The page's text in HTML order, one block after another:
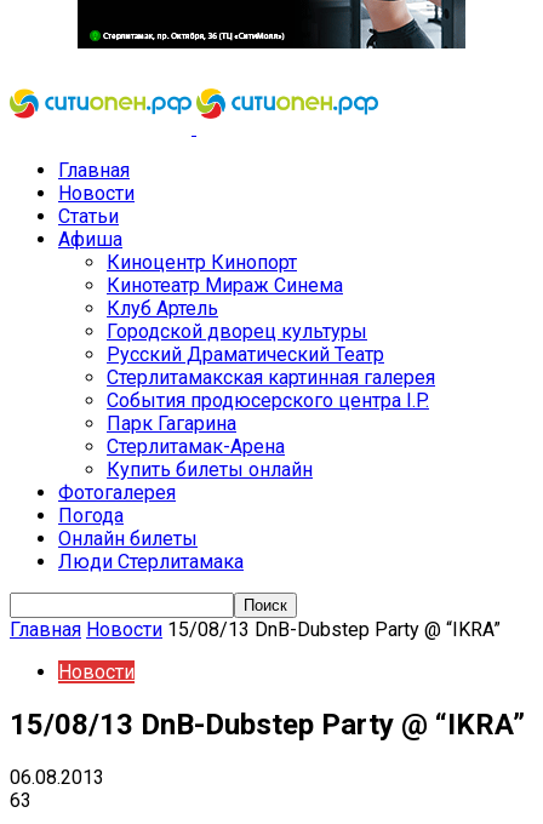
Главная
Новости
Статьи
Афиша
Киноцентр Кинопорт
Кинотеатр Мираж Синема
Клуб Артель
Городской дворец культуры
Русский Драматический Театр
Стерлитамакская картинная галерея
События продюсерского центра I.P.
Парк Гагарина
Стерлитамак-Арена
Купить билеты онлайн
Фотогалерея
Погода
Онлайн билеты
Люди Стерлитамака
Главная Новости 15/08/13 DnB-Dubstep Party @ “IKRA”
Новости
15/08/13 DnB-Dubstep Party @ “IKRA”
06.08.2013
63